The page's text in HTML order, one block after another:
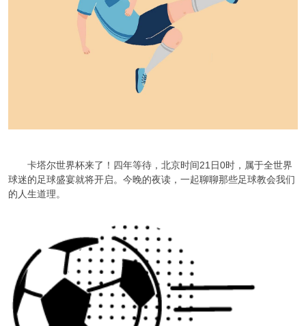
卡塔尔世界杯来了！四年等待，北京时间21日0时，属于全世界
球迷的足球盛宴就将开启。今晚的夜读，一起聊聊那些足球教会我们
的人生道理。